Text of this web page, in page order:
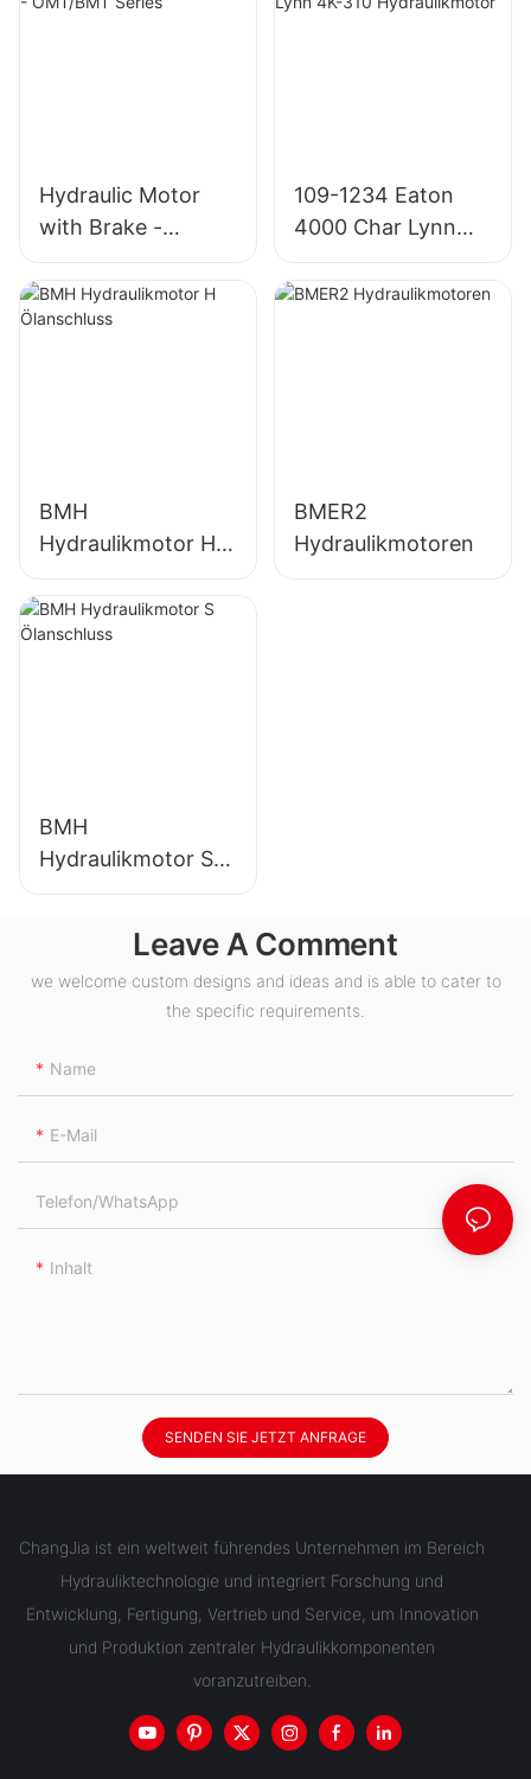
Hydraulic Motor
with Brake -
OMT/BMT Series
109-1234 Eaton
4000 Char Lynn
4K-310
Hydraulikmotor
BMH
Hydraulikmotor H
Ölanschluss
BMER2
Hydraulikmotoren
BMH
Hydraulikmotor S
Ölanschluss
Leave A Comment
we welcome custom designs and ideas and is able to cater to
the specific requirements.
Name
E-Mail
Telefon/WhatsApp
Inhalt
SENDEN SIE JETZT ANFRAGE
ChangJia ist ein weltweit führendes Unternehmen im Bereich
Hydrauliktechnologie und integriert Forschung und
Entwicklung, Fertigung, Vertrieb und Service, um Innovation
und Produktion zentraler Hydraulikkomponenten
voranzutreiben.